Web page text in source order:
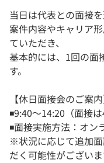
当日は代表との面接を
案件内容やキャリア
ていただき、
基本的には、1回の面
す。
【休日面接会のご案内
◾️9:40〜14:20（面接は
◾️面接実施方法：オン
※状況に応じて追加
だく可能性がござい